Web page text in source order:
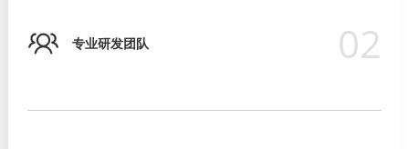
专业研发团队 02